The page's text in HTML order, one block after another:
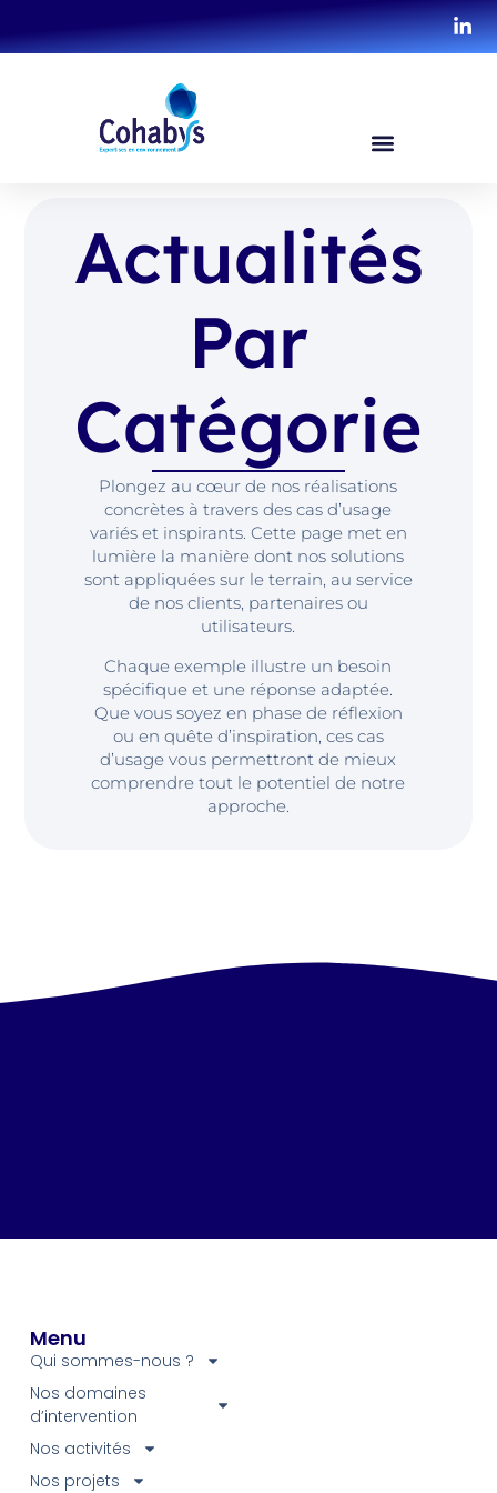
Actualités
Par
Catégorie
Plongez au cœur de nos réalisations
concrètes à travers des cas d’usage
variés et inspirants. Cette page met en
lumière la manière dont nos solutions
sont appliquées sur le terrain, au service
de nos clients, partenaires ou
utilisateurs.
Chaque exemple illustre un besoin
spécifique et une réponse adaptée.
Que vous soyez en phase de réflexion
ou en quête d’inspiration, ces cas
d’usage vous permettront de mieux
comprendre tout le potentiel de notre
approche.
Menu
Qui sommes-nous ?
Nos domaines
d’intervention
Nos activités
Nos projets